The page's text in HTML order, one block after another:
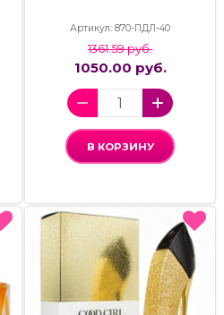
Артикул: 870-ПДЛ-40
1361.59 руб.
1050.00 руб.
В КОРЗИНУ